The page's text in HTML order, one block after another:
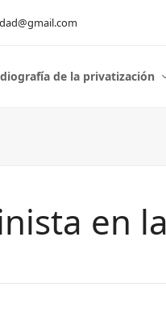
de la privatización
en